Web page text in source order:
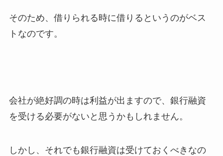
そのため、借りられる時に借りるというのがベス
トなのです。
会社が絶好調の時は利益が出ますので、銀行融資
を受ける必要がないと思うかもしれません。
しかし、それでも銀行融資は受けておくべきなの